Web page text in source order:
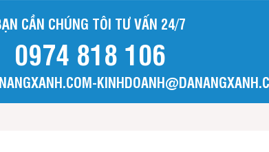
CẦN CHÚNG TÔI TƯ VẤN 24/7
0974 818 106